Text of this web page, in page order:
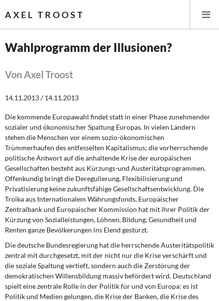
AXEL TROOST
Leitlinien linker Wirtschafts- und Finanzpolitik
Wirtschaftspolitik
Steuer- und Finanzpolitik
Öffentliche Infrastruktur und Daseinsvorsorge
Eurokrise und Griechenland
DIE LINKE
Weitere Themen
Memo-Gruppe
Institut Solidarische Moderne
Wahlprogramm der Illusionen?
Von Axel Troost
14.11.2013 / 14.11.2013
Die kommende Europawahl findet statt in einer Phase zunehmender
sozialer und ökonomischer Spaltung Europas. In vielen Ländern
stehen die Menschen vor einem sozio-ökonomischen
Trümmerhaufen des entfesselten Kapitalismus; die vorherr­schende
politische Antwort auf die anhaltende Krise der europäischen
Gesellschaften besteht aus Kürzungs-und Austeritätsprogrammen.
Offenkundig bringt die Deregulierung, Flexibilisierung und
Privatisierung keine zukunftsfähige Gesellschafts­entwicklung. Die
Troika aus Internationalem Währungsfonds, Europäischer
Zentralbank und Europäischer Kommission hat mit ihrer Politik der
Kürzung von Sozialleistungen, Löhnen, Bildung, Gesundheit und
Renten ganze Bevölkerungen ins Elend gestürzt.
Die deutsche Bundesregierung hat die herrschende Austeritätspolitik
zentral mit durch­gesetzt, mit der nicht nur die Krise verschärft und
die soziale Spaltung vertieft, sondern auch die Zerstörung der
demokratischen Willensbildung massiv befördert wird. Deutschland
spielt eine zentrale Rolle in der Politik für und von Europa: es ist
Politik und Medien gelungen, die Krise der Banken, die Krise des